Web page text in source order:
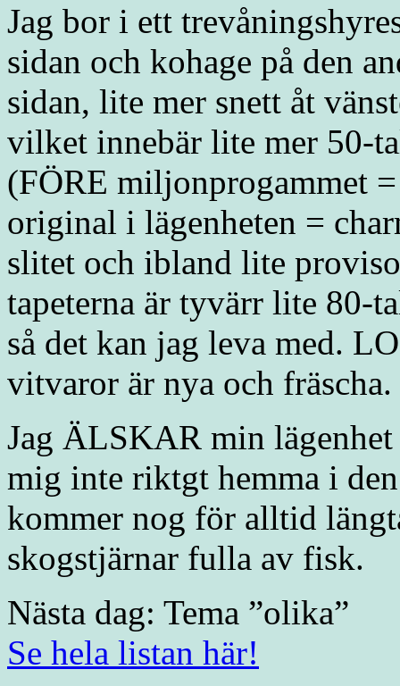
Jag bor i ett
sidan och kohage på den
sidan, lite mer snett åt
vilket innebär lite mer 50-
(FÖRE miljonprogammet
original i lägenheten =
slitet och ibland lite
tapeterna är tyvärr lite 80-
så det kan jag leva med.
vitvaror är nya och fräscha.
Jag ÄLSKAR min
mig inte riktgt hemma i
kommer nog för alltid
skogstjärnar fulla av fisk.
Nästa dag: Tema ”olika”
Se hela listan här!